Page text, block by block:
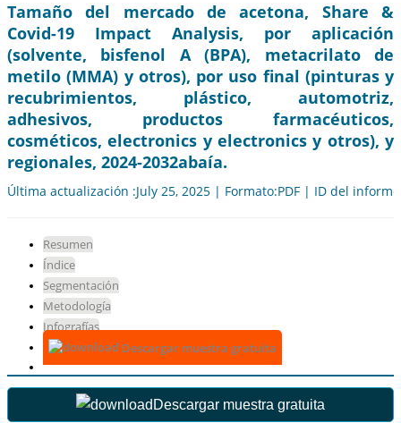
Tamaño del mercado de acetona, Share &
Covid-19 Impact Analysis, por aplicación
(solvente, bisfenol A (BPA), metacrilato de
metilo (MMA) y otros), por uso final (pinturas y
recubrimientos, plástico, automotriz,
adhesivos, productos farmacéuticos,
cosméticos, electronics y electronics y otros), y
regionales, 2024-2032abaía.
Última actualización :July 25, 2025 | Formato:PDF | ID del
Resumen
Índice
Segmentación
Metodología
Infografías
Descargar muestra gratuita
Descargar muestra gratuita